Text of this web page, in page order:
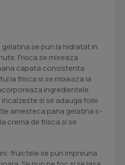
se pun la hidratat in
Frisca se mixeaza
capata consistenta
la frisca si se mixeaza la
ingredientele.
si se adauga foile
amesteca pana gelatina s-
crema de frisca si se
fruictele se pun impreuna